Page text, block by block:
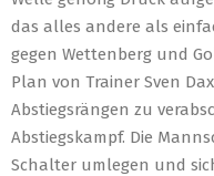
das alles andere als
gegen Wettenberg und
Plan von Trainer Sven
Abstiegsrängen zu
Abstiegskampf. Die
Schalter umlegen und